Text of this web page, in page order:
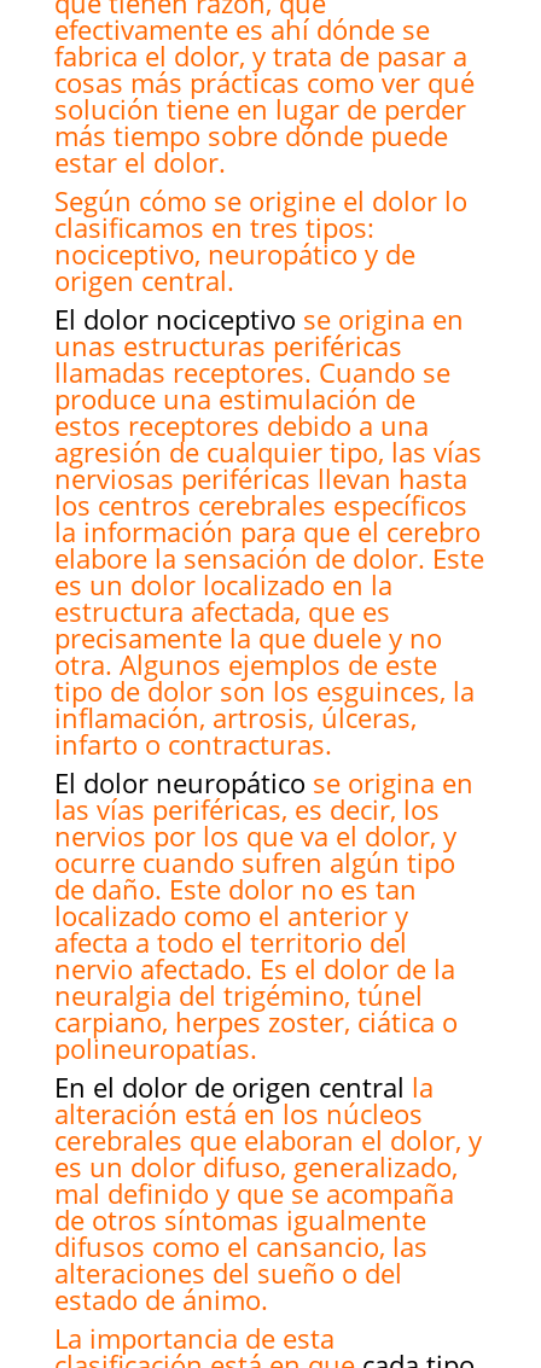
efectivamente es ahí dónde se
fabrica el dolor, y trata de pasar a
cosas más prácticas como ver qué
solución tiene en lugar de perder
más tiempo sobre dónde puede
estar el dolor.
Según cómo se origine el dolor lo
clasificamos en tres tipos:
nociceptivo, neuropático y de
origen central.
El dolor nociceptivo se origina en
unas estructuras periféricas
llamadas receptores. Cuando se
produce una estimulación de
estos receptores debido a una
agresión de cualquier tipo, las vías
nerviosas periféricas llevan hasta
los centros cerebrales específicos
la información para que el cerebro
elabore la sensación de dolor. Este
es un dolor localizado en la
estructura afectada, que es
precisamente la que duele y no
otra. Algunos ejemplos de este
tipo de dolor son los esguinces, la
inflamación, artrosis, úlceras,
infarto o contracturas.
El dolor neuropático se origina en
las vías periféricas, es decir, los
nervios por los que va el dolor, y
ocurre cuando sufren algún tipo
de daño. Este dolor no es tan
localizado como el anterior y
afecta a todo el territorio del
nervio afectado. Es el dolor de la
neuralgia del trigémino, túnel
carpiano, herpes zoster, ciática o
polineuropatías.
En el dolor de origen central la
alteración está en los núcleos
cerebrales que elaboran el dolor, y
es un dolor difuso, generalizado,
mal definido y que se acompaña
de otros síntomas igualmente
difusos como el cansancio, las
alteraciones del sueño o del
estado de ánimo.
La importancia de esta